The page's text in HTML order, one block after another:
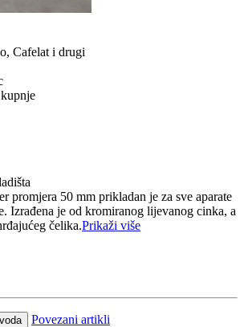
Cafelat i drugi
promjera 50 mm prikladan je za sve aparate
Izrađena je od kromiranog lijevanog cinka, a
čelika.Prikaži više
Povezani artikli